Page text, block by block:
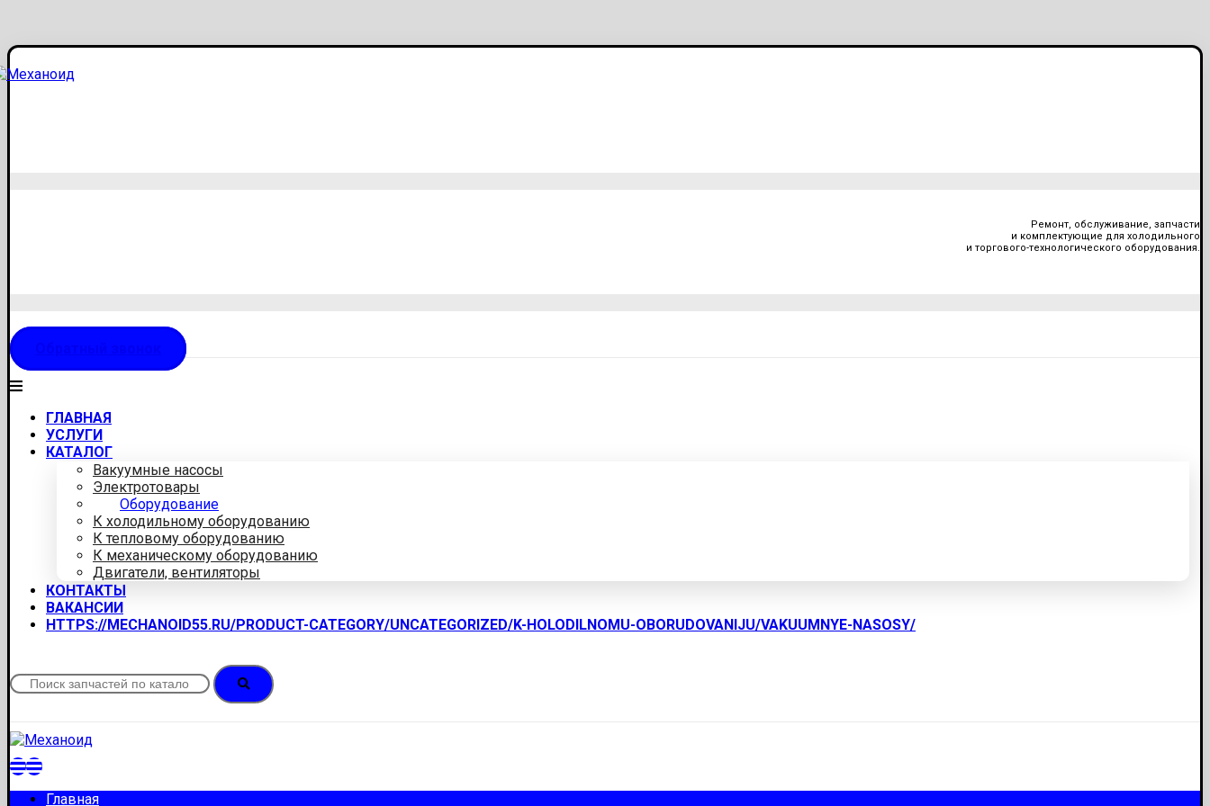
Ремонт, обслуживание, запчасти
и комплектующие для холодильного
и торгового-технологического оборудования.
ГЛАВНАЯ
УСЛУГИ
КАТАЛОГ
Вакуумные насосы
Электротовары
Оборудование
К холодильному оборудованию
К тепловому оборудованию
К механическому оборудованию
Двигатели, вентиляторы
КОНТАКТЫ
ВАКАНСИИ
HTTPS://MECHANOID55.RU/PRODUCT-CATEGORY/UNCATEGORIZED/K-HOLODILNOMU-OBORUDOVANIJU/VAKUUMNYE-NASOSY/
Главная